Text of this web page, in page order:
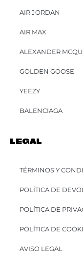
AIR JORDAN
AIR MAX
ALEXANDER
GOLDEN GOOSE
YEEZY
BALENCIAGA
LEGAL
TÉRMINOS Y
POLÍTICA DE
POLÍTICA DE
POLÍTICA DE
AVISO LEGAL